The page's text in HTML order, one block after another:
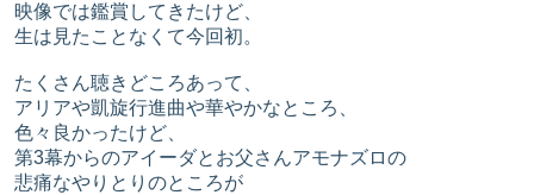
映像では鑑賞してきたけど、
生は見たことなくて今回初。
たくさん聴きどころあって、
アリアや凱旋行進曲や華やかなところ、
色々良かったけど、
第3幕からのアイーダとお父さんアモナズロの
悲痛なやりとりのところが